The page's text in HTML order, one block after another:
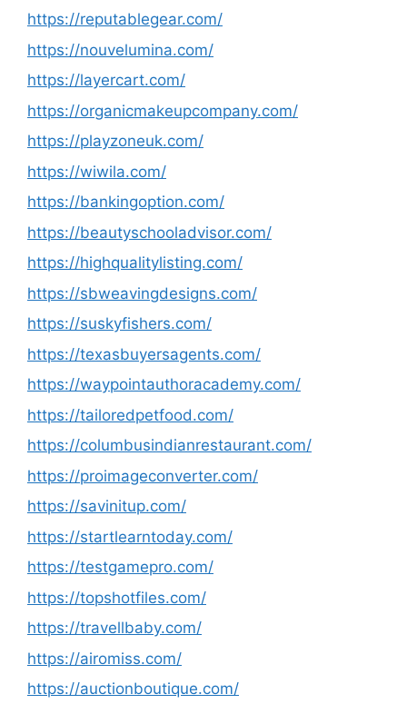
https://reputablegear.com/
https://nouvelumina.com/
https://layercart.com/
https://organicmakeupcompany.com/
https://playzoneuk.com/
https://wiwila.com/
https://bankingoption.com/
https://beautyschooladvisor.com/
https://highqualitylisting.com/
https://sbweavingdesigns.com/
https://suskyfishers.com/
https://texasbuyersagents.com/
https://waypointauthoracademy.com/
https://tailoredpetfood.com/
https://columbusindianrestaurant.com/
https://proimageconverter.com/
https://savinitup.com/
https://startlearntoday.com/
https://testgamepro.com/
https://topshotfiles.com/
https://travellbaby.com/
https://airomiss.com/
https://auctionboutique.com/